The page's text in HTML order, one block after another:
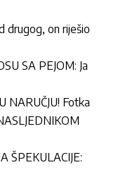
drugog, on riješio
SA PEJOM: Ja
NARUČJU! Fotka
ŠPEKULACIJE: